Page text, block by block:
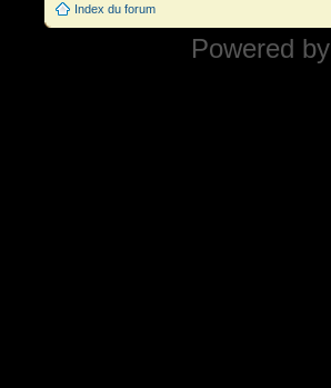
Index du forum
Powered by